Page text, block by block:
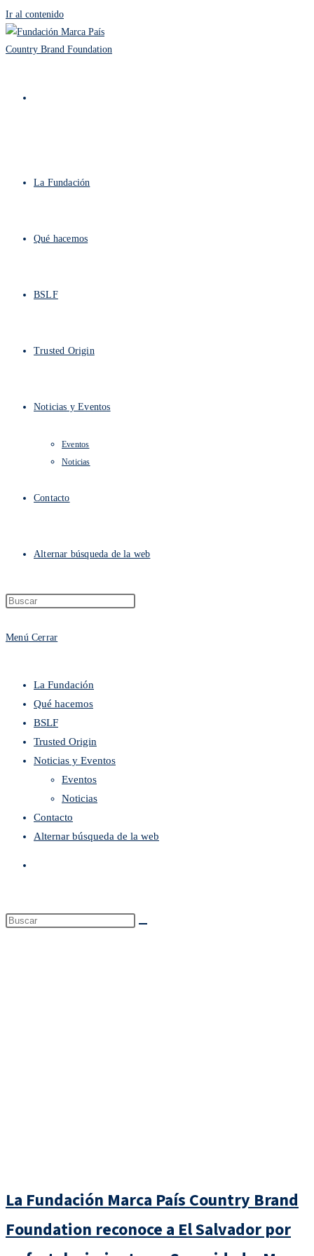
Ir al contenido
La Fundación
Qué hacemos
BSLF
Trusted Origin
Noticias y Eventos
Eventos
Noticias
Contacto
Alternar búsqueda de la web
Menú Cerrar
La Fundación
Qué hacemos
BSLF
Trusted Origin
Noticias y Eventos
Eventos
Noticias
Contacto
Alternar búsqueda de la web
La Fundación Marca País Country Brand
Foundation reconoce a El Salvador por